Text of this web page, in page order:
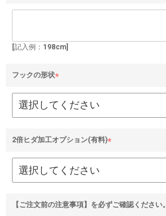
)
[記入例：198cm]
フックの形状
必
須
2倍ヒダ加工オプション(有料)
【ご注文前の注意事項】を必ずご確認ください。